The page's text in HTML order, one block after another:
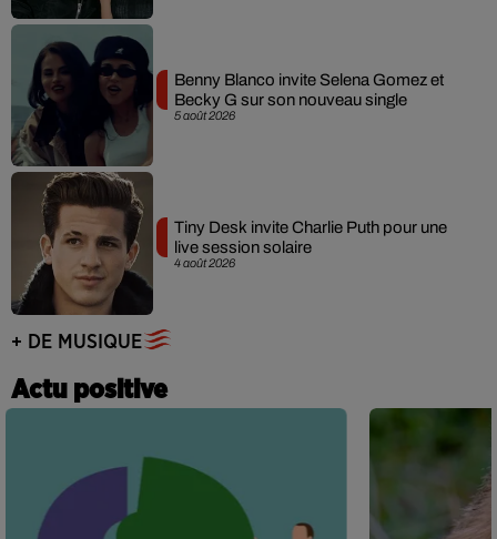
5 août 2026
Benny Blanco invite Selena Gomez et
Becky G sur son nouveau single
4 août 2026
Tiny Desk invite Charlie Puth pour une
live session solaire
+ DE MUSIQUE
Actu positive